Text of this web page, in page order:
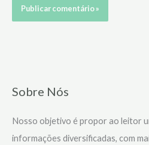
Sobre Nós
Nosso objetivo é propor ao leitor
informações diversificadas, com